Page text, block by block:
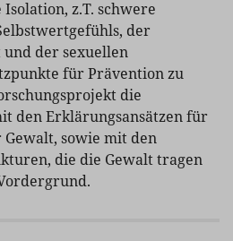
z.T. schwere
der
der sexuellen
für Prävention zu
die
den Erklärungsansätzen für
sowie mit den
die die Gewalt tragen